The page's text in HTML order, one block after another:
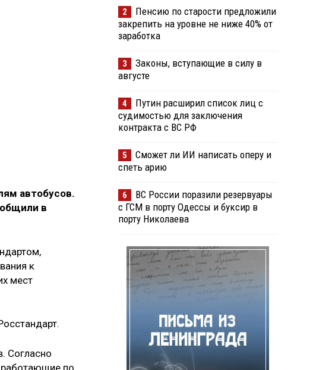
автобусов.
в
к
мест
Согласно
работающие по
2
Пенсию по старости предложили
закрепить на уровне не ниже 40% от
заработка
3
Законы, вступающие в силу в
августе
4
Путин расширил список лиц с
судимостью для заключения
контракта с ВС РФ
5
Сможет ли ИИ написать оперу и
спеть арию
6
ВС России поразили резервуары
с ГСМ в порту Одессы и буксир в
порту Николаева